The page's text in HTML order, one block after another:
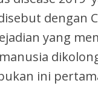
dengan
yang
ini